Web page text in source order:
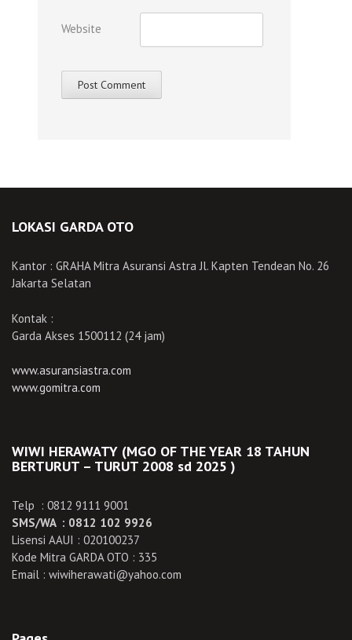
Website
LOKASI GARDA OTO
Kantor : GRAHA Mitra Asuransi Astra Jl. Kapten Tendean No. 26
Jakarta Selatan
Kontak :
Garda Akses 1500112 (24 jam)
www.asuransiastra.com
www.gomitra.com
WIWI HERAWATY (MGO OF THE YEAR 18 TAHUN
BERTURUT – TURUT 2008 sd 2025 )
Telp : 0812 9111 9001
SMS/WA : 0812 102 9926
Lisensi AAUI : 020100237
Kode Mitra GARDA OTO : 335
Email : wiwiherawati@yahoo.com